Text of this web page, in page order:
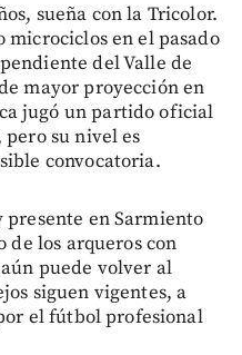
sueña con la Tricolor.
microciclos en el pasado
del Valle de
mayor proyección en
jugó un partido oficial
pero su nivel es
convocatoria.
presente en Sarmiento
los arqueros con
puede volver al
siguen vigentes, a
el fútbol profesional